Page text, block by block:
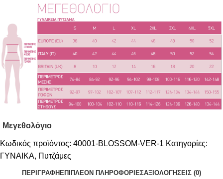
Μεγεθολόγιο
Κωδικός προϊόντος: 40001-BLOSSOM-VER-1 Κατηγορίες:
ΓΥΝΑΙΚΑ, Πυτζάμες
ΠΕΡΙΓΡΑΦΉ ΕΠΙΠΛΈΟΝ ΠΛΗΡΟΦΟΡΊΕΣΑΞΙΟΛΟΓΉΣΕΙΣ (0)